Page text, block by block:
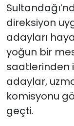
direksiyon
adayları
yoğun bir
saatlerinden
adaylar,
komisyonu
geçti.